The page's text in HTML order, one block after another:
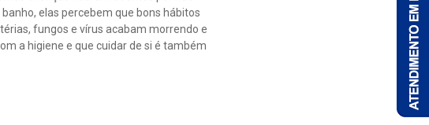
elas percebem que bons hábitos
fungos e vírus acabam morrendo e
a higiene e que cuidar de si é também